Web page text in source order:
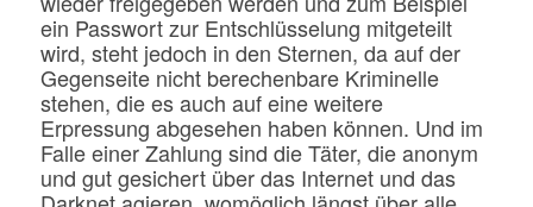
ein Passwort zur Entschlüsselung mitgeteilt
wird, steht jedoch in den Sternen, da auf der
Gegenseite nicht berechenbare Kriminelle
stehen, die es auch auf eine weitere
Erpressung abgesehen haben können. Und im
Falle einer Zahlung sind die Täter, die anonym
und gut gesichert über das Internet und das